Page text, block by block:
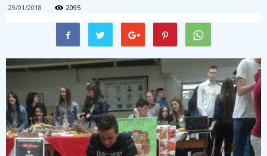
29/01/2018 2095